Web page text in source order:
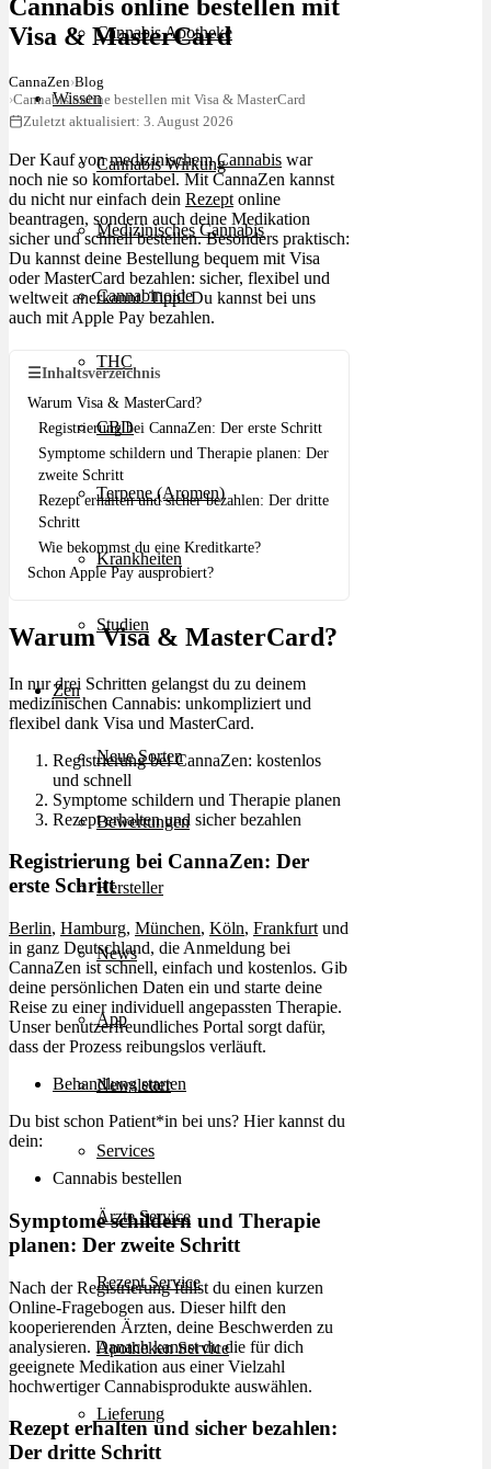
Cannabis Apotheke
Wissen
Cannabis Wirkung
Medizinisches Cannabis
Cannabinoide
THC
CBD
Terpene (Aromen)
Krankheiten
Studien
Zen
Neue Sorten
Bewertungen
Hersteller
News
App
Newsletter
Services
Ärzte Service
Rezept Service
Apotheken Service
Lieferung
Cannabis online bestellen mit
Visa & MasterCard
CannaZen›Blog
›Cannabis online bestellen mit Visa & MasterCard
Zuletzt aktualisiert: 3. August 2026
Der Kauf von medizinischemCannabis war
noch nie so komfortabel. Mit CannaZen kannst
du nicht nur einfach dein Rezept online
beantragen, sondern auch deine Medikation
sicher und schnell bestellen. Besonders praktisch:
Du kannst deine Bestellung bequem mit Visa
oder MasterCard bezahlen: sicher, flexibel und
weltweit anerkannt. Tipp! Du kannst bei uns
auch mit Apple Pay bezahlen.
☰Inhaltsverzeichnis
Warum Visa & MasterCard?
Registrierung bei CannaZen: Der erste Schritt
Symptome schildern und Therapie planen: Der
zweite Schritt
Rezept erhalten und sicher bezahlen: Der dritte
Schritt
Wie bekommst du eine Kreditkarte?
Schon Apple Pay ausprobiert?
Warum Visa & MasterCard?
In nur drei Schritten gelangst du zu deinem
medizinischen Cannabis: unkompliziert und
flexibel dank Visa und MasterCard.
Registrierung bei CannaZen: kostenlos
und schnell
Symptome schildern und Therapie planen
Rezept erhalten und sicher bezahlen
Registrierung bei CannaZen: Der
erste Schritt
Berlin, Hamburg, München, Köln, Frankfurt und
in ganz Deutschland, die Anmeldung bei
CannaZen ist schnell, einfach und kostenlos. Gib
deine persönlichen Daten ein und starte deine
Reise zu einer individuell angepassten Therapie.
Unser benutzerfreundliches Portal sorgt dafür,
dass der Prozess reibungslos verläuft.
Behandlung starten
Du bist schon Patient*in bei uns? Hier kannst du
dein:
Cannabis bestellen
Symptome schildern und Therapie
planen: Der zweite Schritt
Nach der Registrierung füllst du einen kurzen
Online-Fragebogen aus. Dieser hilft den
kooperierenden Ärzten, deine Beschwerden zu
analysieren. Danach kannst du die für dich
geeignete Medikation aus einer Vielzahl
hochwertiger Cannabisprodukte auswählen.
Rezept erhalten und sicher bezahlen:
Der dritte Schritt